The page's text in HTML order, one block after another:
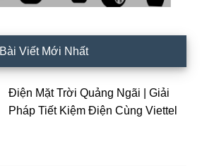
Bài Viết Mới Nhất
Điện Mặt Trời Quảng Ngãi | Giải
Pháp Tiết Kiệm Điện Cùng Viettel